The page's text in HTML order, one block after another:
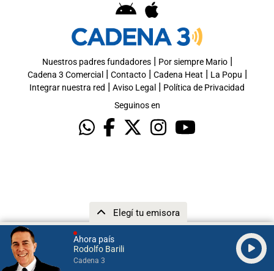
Ahora país
Rodolfo Barili
Cadena 3
Elegí tu emisora
Nuestros padres fundadores| Por siempre Mario|
Cadena 3 Comercial | Contacto| Cadena Heat | La Popu |
Integrar nuestra red | Aviso Legal | Política de Privacidad
Seguinos en